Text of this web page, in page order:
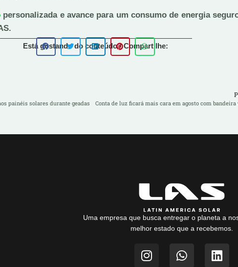
personalizada e avance para um consumo de energia
Está gostando do conteúdo? Compartilhe:
painéis solares durante geadas
Uma empresa que busca entregar o planeta a
melhor estado que a recebemos.